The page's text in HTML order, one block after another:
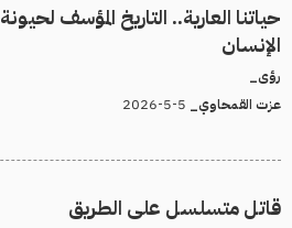
حياتنا العارية.. التاريخ المؤسف لحيونة
الإنسان
رؤى_
عزت القمحاوي_
قاتل متسلسل على الطريق